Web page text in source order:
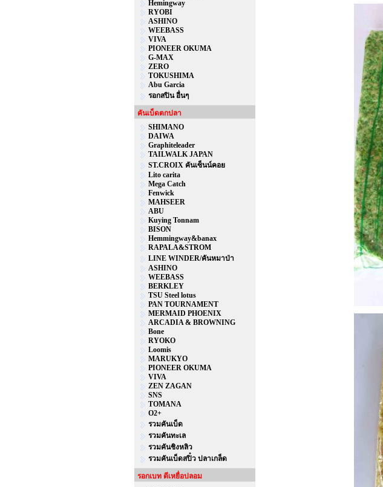
Hemingway
RYOBI
ASHINO
WEEBASS
VIVA
PIONEER OKUMA
G-MAX
ZERO
TOKUSHIMA
Abu Garcia
รอกสปิน อื่นๆ
คันเบ็ดตกปลา
SHIMANO
DAIWA
Graphiteleader
TAILWALK JAPAN
ST.CROIX คันเซ็นน์คอย
Lito carita
Mega Catch
Fenwick
MAHSEER
ABU
Kuying Tonnam
BISON
Hemmingway&banax
RAPALA&STROM
LINE WINDER/คันหมาป่า
ASHINO
WEEBASS
BERKLEY
TSU Steel lotus
PAN TOURNAMENT
MERMAID PHOENIX
ARCADIA & BROWNING
Bone
RYOKO
Loomis
MARUKYO
PIONEER OKUMA
VIVA
ZEN ZAGAN
SNS
TOMANA
O2+
รวมคันเบ็ด
รวมคันทะเล
รวมคันชิงหลิว
รวมคันเบ็ดสปิ๋ว ปลาเกล็ด
รอกเบท ตีเหยื่อปลอม